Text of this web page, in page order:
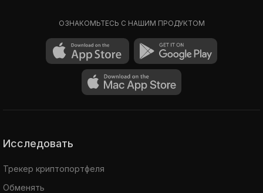
ОЗНАКОМЬТЕСЬ С НАШИМ ПРОДУКТОМ
Исследовать
Трекер криптопортфеля
Обменять